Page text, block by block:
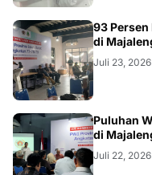
93 Persen
di
Juli 23, 2026
Puluhan
di
Juli 22, 2026